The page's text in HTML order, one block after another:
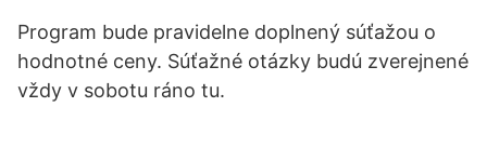
Program bude pravidelne doplnený súťažou o
hodnotné ceny. Súťažné otázky budú zverejnené
vždy v sobotu ráno tu.